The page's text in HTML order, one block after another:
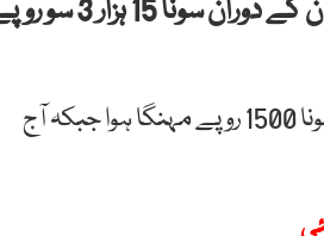
ملک میں سونے کی قیمت میں ہوشربا اضافہ ہو چکا ہے، صرف تین دن کے دوران
سوموار کو سونے کے نرخ میں 5400 کا اضافہ ہوا تھا، منگل کے دن ملک میں سونا 1500 روپے مہنگا ہوا جبکہ آج